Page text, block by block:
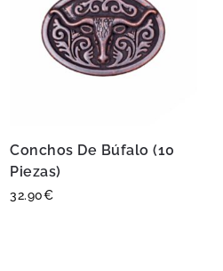
Conchos De Búfalo (10
Piezas)
32.90€